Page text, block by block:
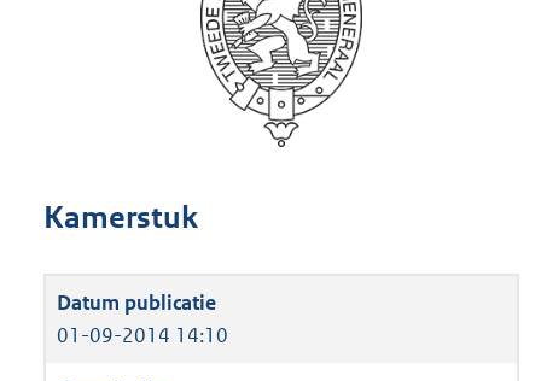
Kamerstuk
01-09-2014 14:10